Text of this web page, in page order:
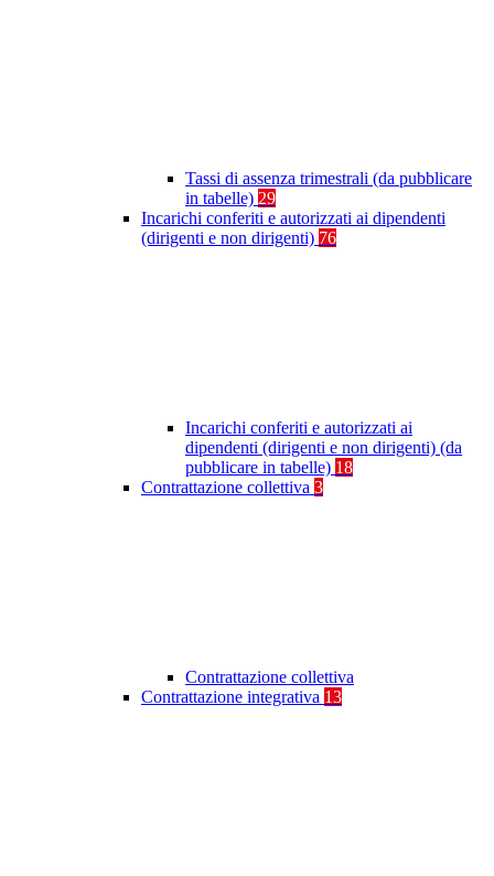
Tassi di assenza trimestrali (da pubblicare
in tabelle) 29
Incarichi conferiti e autorizzati ai dipendenti
(dirigenti e non dirigenti) 76
Incarichi conferiti e autorizzati ai
dipendenti (dirigenti e non dirigenti) (da
pubblicare in tabelle) 18
Contrattazione collettiva 3
Contrattazione collettiva
Contrattazione integrativa 13